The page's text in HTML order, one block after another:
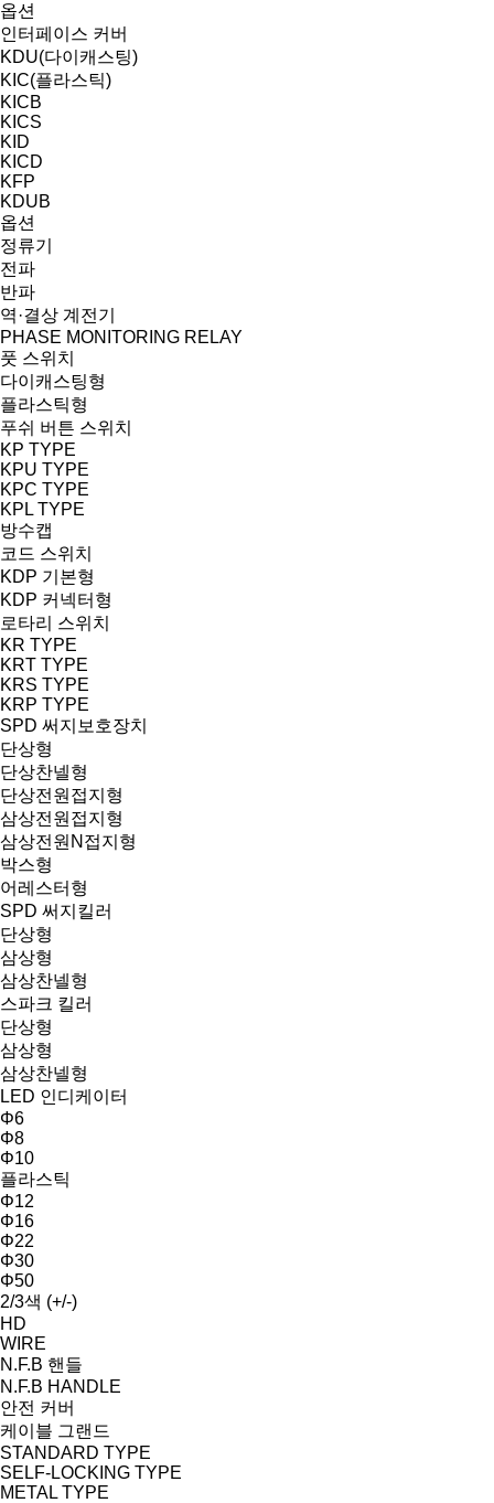
옵션
인터페이스 커버
KDU(다이캐스팅)
KIC(플라스틱)
KICB
KICS
KID
KICD
KFP
KDUB
옵션
정류기
전파
반파
역·결상 계전기
PHASE MONITORING RELAY
풋 스위치
다이캐스팅형
플라스틱형
푸쉬 버튼 스위치
KP TYPE
KPU TYPE
KPC TYPE
KPL TYPE
방수캡
코드 스위치
KDP 기본형
KDP 커넥터형
로타리 스위치
KR TYPE
KRT TYPE
KRS TYPE
KRP TYPE
SPD 써지보호장치
단상형
단상찬넬형
단상전원접지형
삼상전원접지형
삼상전원N접지형
박스형
어레스터형
SPD 써지킬러
단상형
삼상형
삼상찬넬형
스파크 킬러
단상형
삼상형
삼상찬넬형
LED 인디케이터
Φ6
Φ8
Φ10
플라스틱
Φ12
Φ16
Φ22
Φ30
Φ50
2/3색 (+/-)
HD
WIRE
N.F.B 핸들
N.F.B HANDLE
안전 커버
케이블 그랜드
STANDARD TYPE
SELF-LOCKING TYPE
METAL TYPE